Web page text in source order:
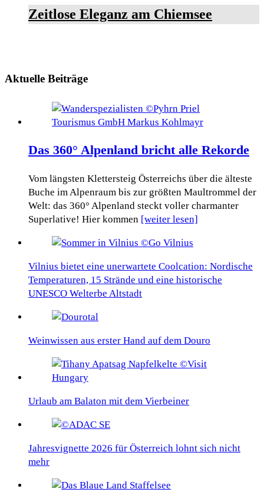
Zeitlose Eleganz am Chiemsee
Aktuelle Beiträge
Das 360° Alpenland bricht alle Rekorde
Vom längsten Klettersteig Österreichs über die älteste
Buche im Alpenraum bis zur größten Maultrommel der
Welt: das 360° Alpenland steckt voller charmanter
Superlative! Hier kommen [weiter lesen]
Vilnius bietet eine unerwartete Coolcation: Nordische
Temperaturen, 15 Strände und eine historische
UNESCO Welterbe Altstadt
Weinwissen aus erster Hand auf dem Douro
Urlaub am Balaton mit dem Vierbeiner
Jahresvignette 2026 für Österreich lohnt sich nicht
mehr